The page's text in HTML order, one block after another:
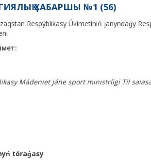
ХАБАРШЫ №1 (56)
Respýblıkasy Úkimetiniń janyndaǵy
Mádenıet jáne sport mınıstrligi Til
tóraǵasy